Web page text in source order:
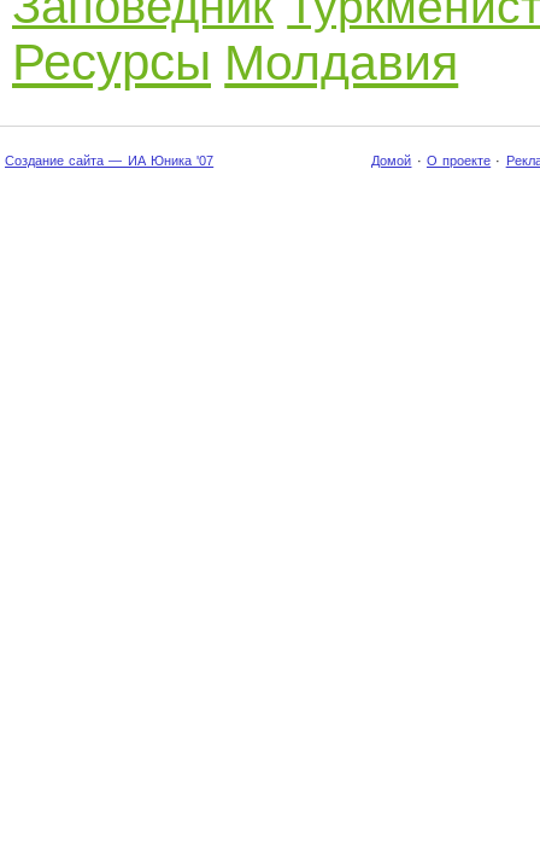
Ресурсы Молдавия
Создание сайта — ИА Юника '07 Домой · О проекте ·